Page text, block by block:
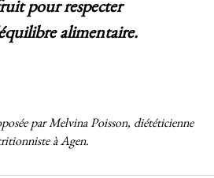
pour respecter
alimentaire.
par Melvina Poisson, diététicienne
à Agen.